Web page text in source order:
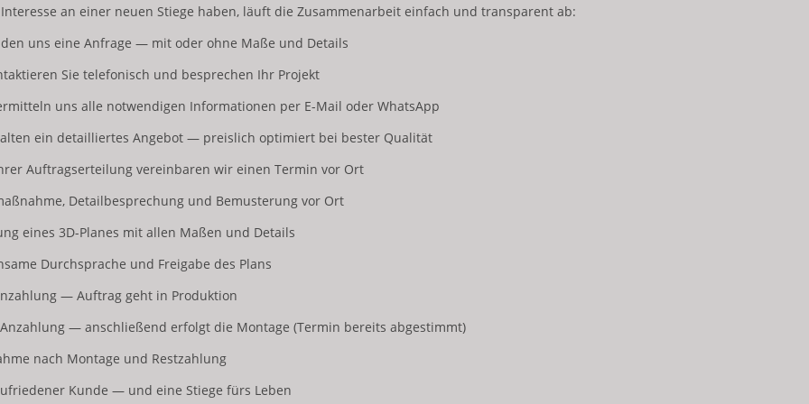
an einer neuen Stiege haben, läuft die Zusammenarbeit einfach und transparent ab:
uns eine Anfrage — mit oder ohne Maße und Details
Sie telefonisch und besprechen Ihr Projekt
uns alle notwendigen Informationen per E-Mail oder WhatsApp
ein detailliertes Angebot — preislich optimiert bei bester Qualität
Auftragserteilung vereinbaren wir einen Termin vor Ort
Detailbesprechung und Bemusterung vor Ort
eines 3D-Planes mit allen Maßen und Details
Durchsprache und Freigabe des Plans
— Auftrag geht in Produktion
— anschließend erfolgt die Montage (Termin bereits abgestimmt)
nach Montage und Restzahlung
Kunde — und eine Stiege fürs Leben